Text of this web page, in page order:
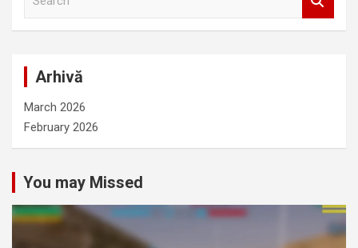
Arhivă
March 2026
February 2026
You may Missed